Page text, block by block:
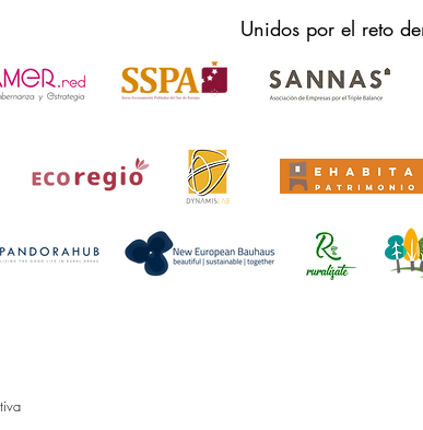
Unidos por el reto